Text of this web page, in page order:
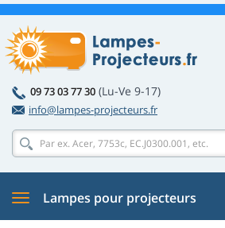
09 73 03 77 30 (Lu-Ve 9-17)
info@lampes-projecteurs.fr
Lampes pour projecteurs